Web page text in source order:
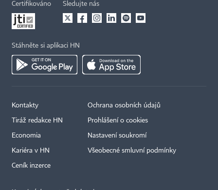
Certifikováno Sledujte nás
Stáhněte si aplikaci HN
Kontakty
Tiráž redakce HN
Economia
Kariéra v HN
Ceník inzerce
Ochrana osobních údajů
Prohlášení o cookies
Nastavení soukromí
Všeobecné smluvní podmínky